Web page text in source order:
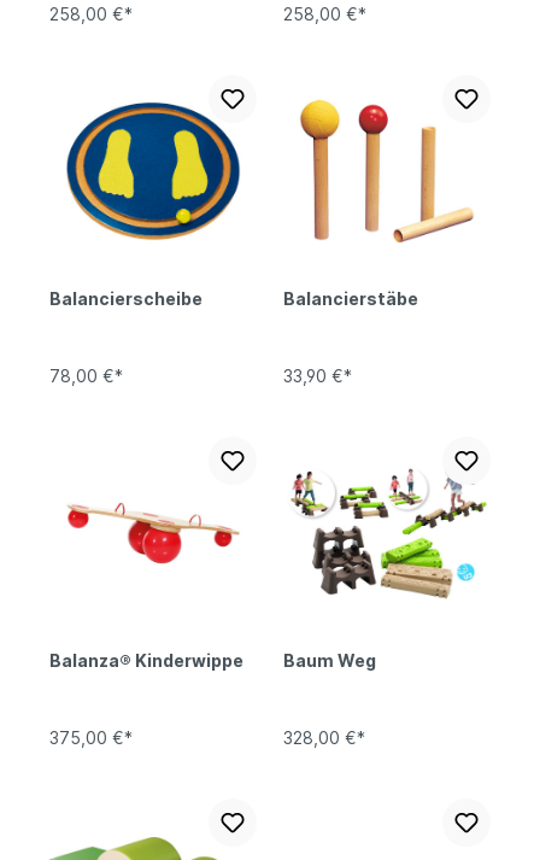
258,00 €* 258,00 €*
Balancierscheibe
78,00 €*
Balancierstäbe
33,90 €*
Balanza® Kinderwippe
375,00 €*
Baum Weg
328,00 €*